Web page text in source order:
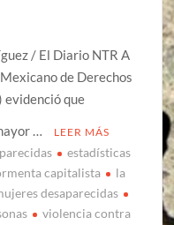
/ El Diario NTR A
de Derechos
evidenció que
…
LEER MÁS
estadísticas
capitalista
la
desaparecidas
violencia contra